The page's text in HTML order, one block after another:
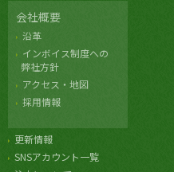
会社概要
沿革
インボイス制度への
弊社方針
アクセス・地図
採用情報
更新情報
SNSアカウント一覧